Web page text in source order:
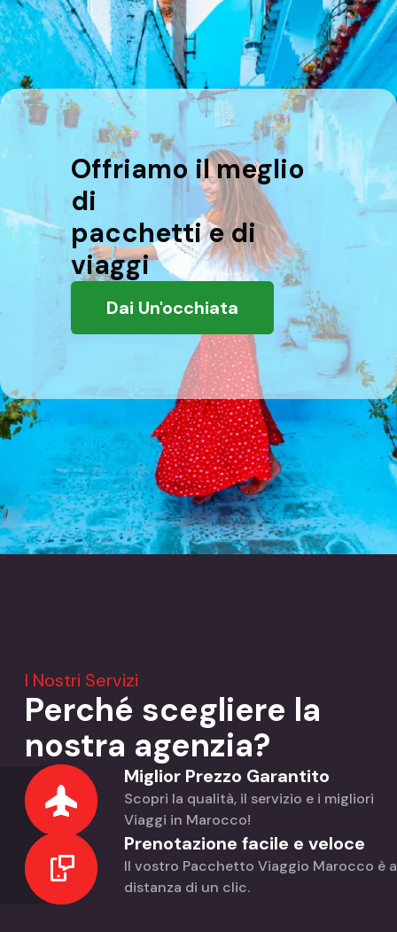
Offriamo il meglio
di
pacchetti e di
viaggi
Dai Un'occhiata
I Nostri Servizi
Perché scegliere la
nostra agenzia?
Miglior Prezzo Garantito
Scopri la qualità, il servizio e i migliori
Viaggi in Marocco!
Prenotazione facile e veloce
Il vostro Pacchetto Viaggio Marocco è a
distanza di un clic.